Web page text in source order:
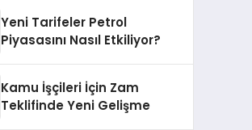
Yeni Tarifeler Petrol
Piyasasını Nasıl Etkiliyor?
Kamu İşçileri İçin Zam
Teklifinde Yeni Gelişme